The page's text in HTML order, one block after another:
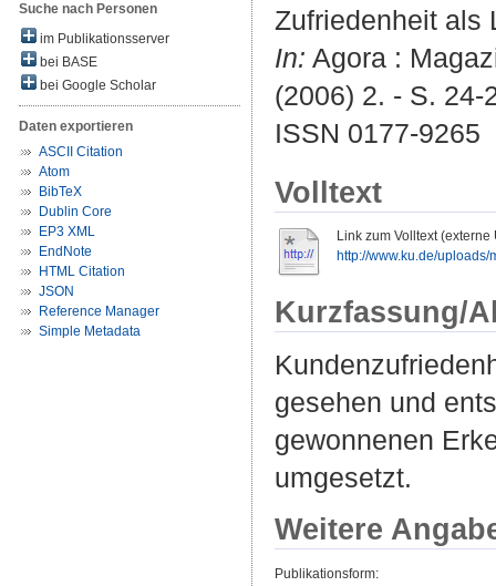
Suche nach Personen
im Publikationsserver
bei BASE
bei Google Scholar
Daten exportieren
ASCII Citation
Atom
BibTeX
Dublin Core
EP3 XML
EndNote
HTML Citation
JSON
Reference Manager
Simple Metadata
Zufriedenheit als
In: Agora :
(2006) 2. - S. 24-
ISSN 0177-9265
Volltext
Link zum Volltext (externe
http://www.ku.de/
Kurzfassung/
gesehen und
gewonnenen
umgesetzt.
Weitere
Publikationsform: